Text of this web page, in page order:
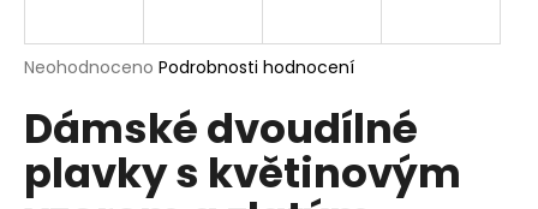
Průměrné
produktu
je
5
Neohodnoceno Podrobnosti hodnocení
Dámské dvoudílné
plavky s květinovým
j
t
?